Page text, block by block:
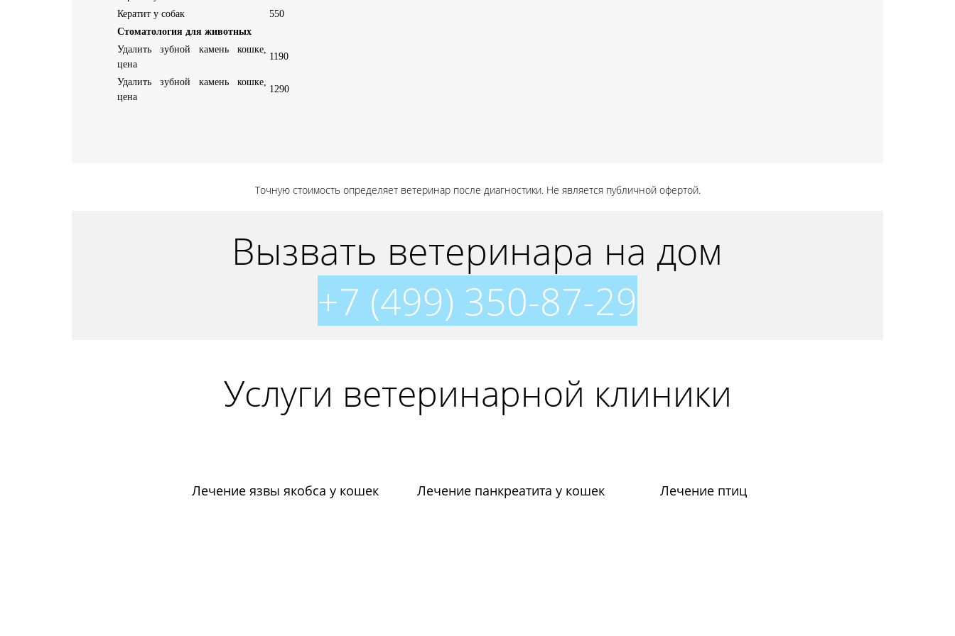
Кератит у собак
550
Стоматология для животных
Удалить зубной камень кошке,
цена
1190
Удалить зубной камень кошке,
цена
1290
Точную стоимость определяет ветеринар после диагностики. Не является публичной офертой.
Вызвать ветеринара на дом
+7 (499) 350-87-29
Услуги ветеринарной клиники
Лечение язвы якобса у кошек Лечение панкреатита у кошек Лечение птиц